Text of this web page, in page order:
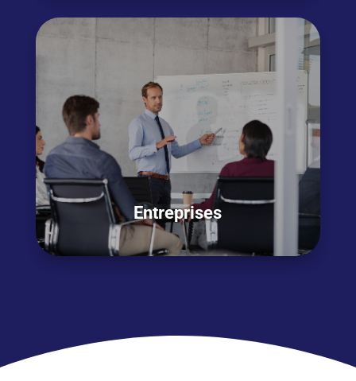
transition professionnelle
souhaitez
décrocher un nouveau jobmais
les postes qui vous intéressent exigent une
bonne maitrise de l’anglais ?
OSEZ L'ANGLAIS !
Entreprises
méthode PHILEAS World 360° et son
expertise de + 25 ans
dans la formation